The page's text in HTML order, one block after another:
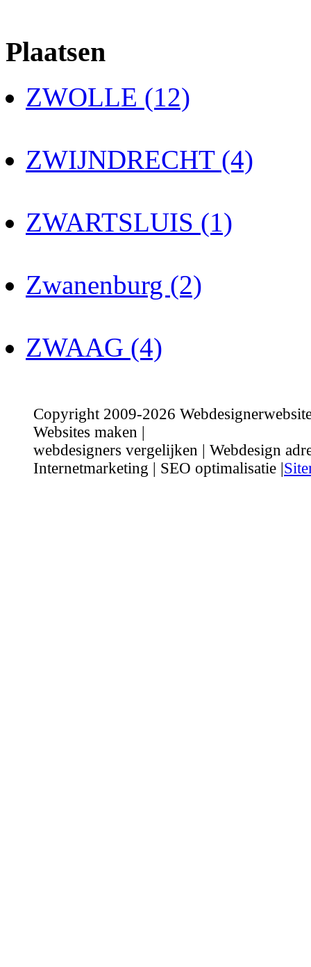
Plaatsen
ZWOLLE (12)
ZWIJNDRECHT (4)
ZWARTSLUIS (1)
Zwanenburg (2)
ZWAAG (4)
Copyright 2009-2026
Websites maken |
webdesigners vergelijken | Webdesign
Internetmarketing | SEO optimalisatie |